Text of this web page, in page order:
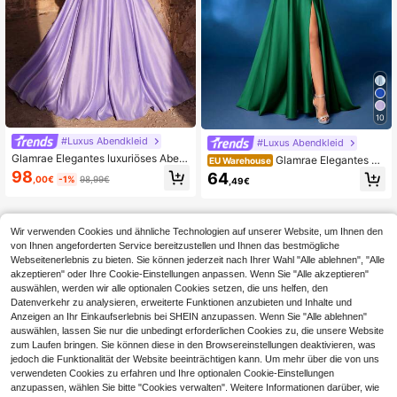
#Luxus Abendkleid
Glamrae Elegantes luxuriöses Aben
dkleid mit Perlen, Pailletten, Blumen
stickerei, Mesh-Patchwork, glänze
ochzeit, Event, Junggesellinnenabs
chied, Urlaub, Feiertag und Zusam
menkunft
98 ,00€ -1% 98,99€
10
#Luxus Abendkleid
EU Warehouse Glamrae Elegantes Lu
xus-Kleid für Damen mit V-Ausschn
itt, Lotus Rosa 3D Blumen Dekor, ho
hleppe, Abendkleid für formelle Anl
Abschlussball, Dinner
64 ,49€
Wir verwenden Cookies und ähnliche Technologien auf unserer Website, um Ihnen den
von Ihnen angeforderten Service bereitzustellen und Ihnen das bestmögliche
Webseitenerlebnis zu bieten. Sie können jederzeit nach Ihrer Wahl "Alle ablehnen", "Alle
akzeptieren" oder Ihre Cookie-Einstellungen anpassen. Wenn Sie "Alle akzeptieren"
auswählen, werden wir alle optionalen Cookies setzen, die uns helfen, den
Datenverkehr zu analysieren, erweiterte Funktionen anzubieten und Inhalte und
Anzeigen an Ihr Einkaufserlebnis bei SHEIN anzupassen. Wenn Sie "Alle ablehnen"
auswählen, lassen Sie nur die unbedingt erforderlichen Cookies zu, die unsere Website
zum Laufen bringen. Sie können diese in den Browsereinstellungen deaktivieren, was
jedoch die Funktionalität der Website beeinträchtigen kann. Um mehr über die von uns
verwendeten Cookies zu erfahren und Ihre optionalen Cookie-Einstellungen
anzupassen, wählen Sie bitte "Cookies verwalten". Weitere Informationen darüber, wie